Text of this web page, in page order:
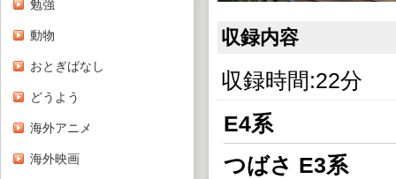
勉強
動物
おとぎばなし
どうよう
海外アニメ
海外映画
収録内容
収録時間:22分
E4系
つばさ E3系